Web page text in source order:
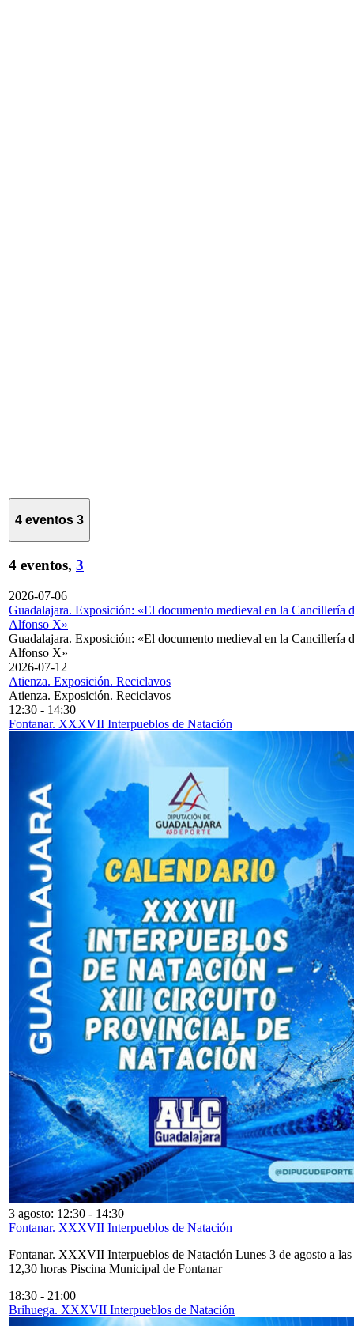
4 eventos 3
4 eventos, 3
2026-07-06
Guadalajara. Exposición: «El documento medieval en la Cancillería
Alfonso X»
Guadalajara. Exposición: «El documento medieval en la Cancillería
Alfonso X»
2026-07-12
Atienza. Exposición. Reciclavos
Atienza. Exposición. Reciclavos
12:30 - 14:30
Fontanar. XXXVII Interpueblos de Natación
3 agosto: 12:30 - 14:30
Fontanar. XXXVII Interpueblos de Natación
Fontanar. XXXVII Interpueblos de Natación Lunes 3 de agosto a las
12,30 horas Piscina Municipal de Fontanar
18:30 - 21:00
Brihuega. XXXVII Interpueblos de Natación